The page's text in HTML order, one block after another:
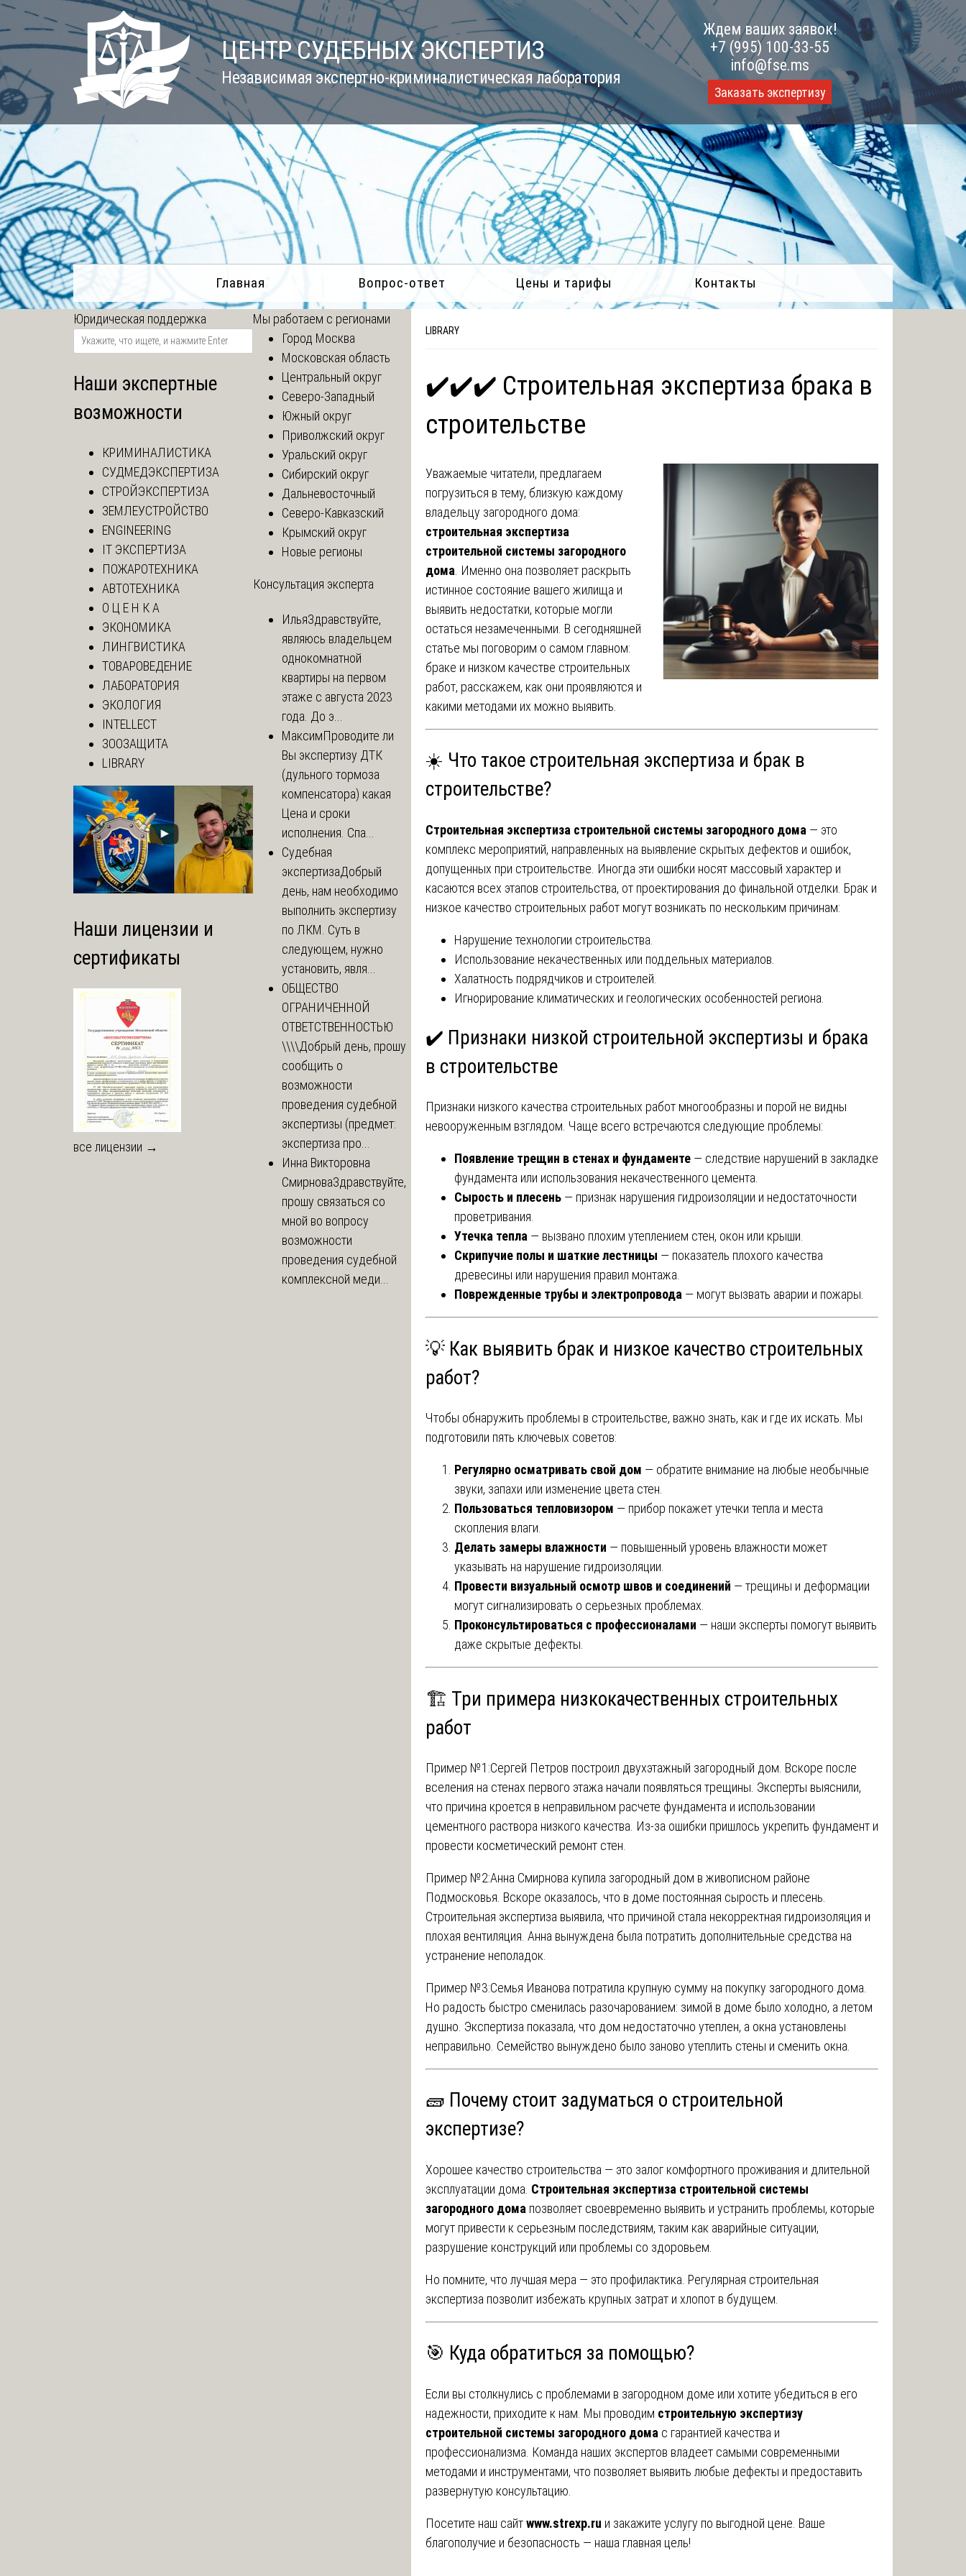
Skip
to
content
ЦЕНТР СУДЕБНЫХ ЭКСПЕРТИЗ
Независимая экспертно-криминалистическая лаборатория
Ждем ваших заявок!
+7 (995) 100-33-55
info@fse.ms
Заказать экспертизу
Главная Вопрос-ответ Цены и тарифы Контакты
LIBRARY
✔️✔️✔️ Строительная экспертиза брака в
строительстве
Уважаемые читатели, предлагаем
погрузиться в тему, близкую каждому
владельцу загородного дома:
строительная экспертиза
строительной системы загородного
дома . Именно она позволяет раскрыть
истинное состояние вашего жилища и
выявить недостатки, которые могли
остаться незамеченными. В сегодняшней
статье мы поговорим о самом главном:
браке и низком качестве строительных
работ, расскажем, как они проявляются и
какими методами их можно выявить.
☀️ Что такое строительная экспертиза и брак в
строительстве?
Строительная экспертиза строительной системы загородного дома — это
комплекс мероприятий, направленных на выявление скрытых дефектов и ошибок,
допущенных при строительстве. Иногда эти ошибки носят массовый характер и
касаются всех этапов строительства, от проектирования до финальной отделки. Брак и
низкое качество строительных работ могут возникать по нескольким причинам:
Нарушение технологии строительства.
Использование некачественных или поддельных материалов.
Халатность подрядчиков и строителей.
Игнорирование климатических и геологических особенностей региона.
✔️ Признаки низкой строительной экспертизы и брака
в строительстве
Признаки низкого качества строительных работ многообразны и порой не видны
невооруженным взглядом. Чаще всего встречаются следующие проблемы:
Появление трещин в стенах и фундаменте— следствие нарушений в закладке
фундамента или использования некачественного цемента.
Сырость и плесень— признак нарушения гидроизоляции и недостаточности
проветривания.
Утечка тепла— вызвано плохим утеплением стен, окон или крыши.
Скрипучие полы и шаткие лестницы — показатель плохого качества
древесины или нарушения правил монтажа.
Поврежденные трубы и электропровода— могут вызвать аварии и пожары.
💡 Как выявить брак и низкое качество строительных
работ?
Чтобы обнаружить проблемы в строительстве, важно знать, как и где их искать. Мы
подготовили пять ключевых советов:
Регулярно осматривать свой дом — обратите внимание на любые необычные
звуки, запахи или изменение цвета стен.
Пользоваться тепловизором — прибор покажет утечки тепла и места
скопления влаги.
Делать замеры влажности — повышенный уровень влажности может
указывать на нарушение гидроизоляции.
Провести визуальный осмотр швов и соединений — трещины и деформации
могут сигнализировать о серьезных проблемах.
Проконсультироваться с профессионалами — наши эксперты помогут выявить
даже скрытые дефекты.
🏗 Три примера низкокачественных строительных
работ
Пример №1:Сергей Петров построил двухэтажный загородный дом. Вскоре после
вселения на стенах первого этажа начали появляться трещины. Эксперты выяснили,
что причина кроется в неправильном расчете фундамента и использовании
цементного раствора низкого качества. Из-за ошибки пришлось укрепить фундамент и
провести косметический ремонт стен.
Пример №2:Анна Смирнова купила загородный дом в живописном районе
Подмосковья. Вскоре оказалось, что в доме постоянная сырость и плесень.
Строительная экспертиза выявила, что причиной стала некорректная гидроизоляция и
плохая вентиляция. Анна вынуждена была потратить дополнительные средства на
устранение неполадок.
Пример №3:Семья Иванова потратила крупную сумму на покупку загородного дома.
Но радость быстро сменилась разочарованием: зимой в доме было холодно, а летом
душно. Экспертиза показала, что дом недостаточно утеплен, а окна установлены
неправильно. Семейство вынуждено было заново утеплить стены и сменить окна.
🧱 Почему стоит задуматься о строительной
экспертизе?
Хорошее качество строительства — это залог комфортного проживания и длительной
эксплуатации дома. Строительная экспертиза строительной системы
загородного дома позволяет своевременно выявить и устранить проблемы, которые
могут привести к серьезным последствиям, таким как аварийные ситуации,
разрушение конструкций или проблемы со здоровьем.
Но помните, что лучшая мера — это профилактика. Регулярная строительная
экспертиза позволит избежать крупных затрат и хлопот в будущем.
🎯 Куда обратиться за помощью?
Если вы столкнулись с проблемами в загородном доме или хотите убедиться в его
надежности, приходите к нам. Мы проводим строительную экспертизу
строительной системы загородного дома с гарантией качества и
профессионализма. Команда наших экспертов владеет самыми современными
методами и инструментами, что позволяет выявить любые дефекты и предоставить
развернутую консультацию.
Посетите наш сайтwww.strexp.ru и закажите услугу по выгодной цене. Ваше
благополучие и безопасность — наша главная цель!
Юридическая поддержка
Наши экспертные
возможности
КРИМИНАЛИСТИКА
СУДМЕДЭКСПЕРТИЗА
СТРОЙЭКСПЕРТИЗА
ЗЕМЛЕУСТРОЙСТВО
ENGINEERING
IT ЭКСПЕРТИЗА
ПОЖАРОТЕХНИКА
АВТОТЕХНИКА
О Ц Е Н К А
ЭКОНОМИКА
ЛИНГВИСТИКА
ТОВАРОВЕДЕНИЕ
ЛАБОРАТОРИЯ
ЭКОЛОГИЯ
INTELLECT
ЗООЗАЩИТА
LIBRARY
Наши лицензии и
сертификаты
все лицензии →
Мы работаем с регионами
Город Москва
Московская область
Центральный округ
Северо-Западный
Южный округ
Приволжский округ
Уральский округ
Сибирский округ
Дальневосточный
Северо-Кавказский
Крымский округ
Новые регионы
Консультация эксперта
ИльяЗдравствуйте,
являюсь владельцем
однокомнатной
квартиры на первом
этаже с августа 2023
года. До э...
МаксимПроводите ли
Вы экспертизу ДТК
(дульного тормоза
компенсатора) какая
Цена и сроки
исполнения. Спа...
Судебная
экспертизаДобрый
день, нам необходимо
выполнить экспертизу
по ЛКМ. Суть в
следующем, нужно
установить, явля...
ОБЩЕСТВО
ОГРАНИЧЕННОЙ
ОТВЕТСТВЕННОСТЬЮ
\\\\Добрый день, прошу
сообщить о
возможности
проведения судебной
экспертизы (предмет:
экспертиза про...
Инна Викторовна
СмирноваЗдравствуйте,
прошу связаться со
мной во вопросу
возможности
проведения судебной
комплексной меди...